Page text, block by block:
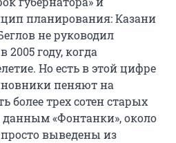
планирования: Казани
не руководил
2005 году, когда
Но есть в этой цифре
пеняют на
более трех сотен старых
данным «Фонтанки», около
просто выведены из